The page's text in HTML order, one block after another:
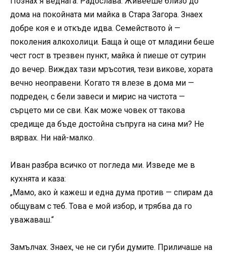
дома на покойната ми майка в Стара Загора. Знаех
добре коя е и откъде идва. Семейството ѝ —
поколения алкохолици. Баща ѝ още от младини беше
чест гост в трезвен пункт, майка ѝ пиеше от сутрин
до вечер. Виждах тази мръсотия, тези викове, хората
вечно неоправени. Когато тя влезе в дома ми —
подреден, с бели завеси и мирис на чистота —
сърцето ми се сви. Как може човек от такова
средище да бъде достойна съпруга на сина ми? Не
вярвах. Ни най-малко.
Иван разбра всичко от погледа ми. Изведе ме в
кухнята и каза:
„Мамо, ако ѝ кажеш и една дума против — спирам да
общувам с теб. Това е мой избор, и трябва да го
уважаваш.“
Замълчах. Знаех, че не си губи думите. Приличаше на